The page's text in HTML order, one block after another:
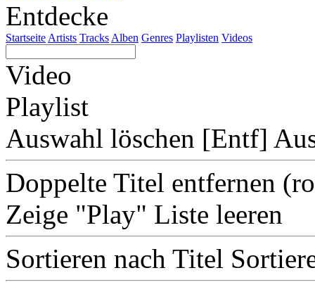
Entdecke
Startseite Artists Tracks Alben Genres Playlisten Videos
Video
Playlist
Auswahl löschen [Entf]
Doppelte Titel entfernen
Zeige "Play" Liste leeren
Sortieren nach Titel